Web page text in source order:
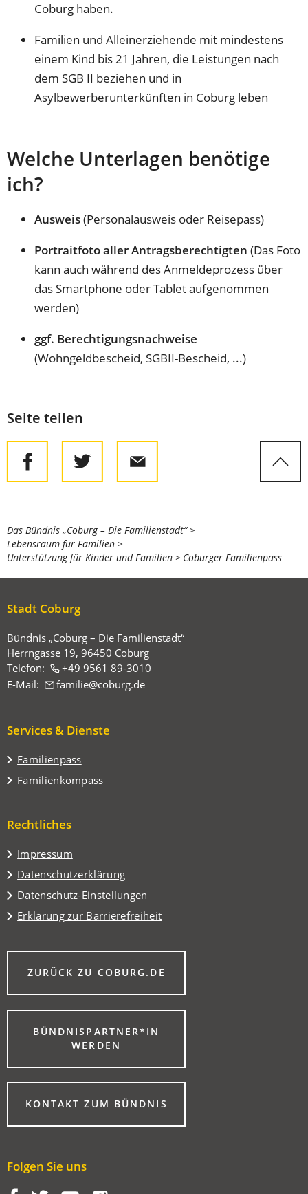
Coburg haben.
Familien und Alleinerziehende mit mindestens
einem Kind bis 21 Jahren, die Leistungen nach
dem SGB II beziehen und in
Asylbewerberunterkünften in Coburg leben
Welche Unterlagen benötige
ich?
Ausweis(Personalausweis oder Reisepass)
Portraitfoto aller Antragsberechtigten(Das Foto
kann auch während des Anmeldeprozess über
das Smartphone oder Tablet aufgenommen
werden)
ggf. Berechtigungsnachweise
(Wohngeldbescheid, SGBII-Bescheid, ...)
Seite teilen
Sie
befinden
sich
Das Bündnis „Coburg – Die Familienstadt“
Lebensraum für Familien
Unterstützung für Kinder und Familien
Coburger Familienpass
Stadt Coburg
Bündnis „Coburg – Die Familienstadt“
Herrngasse 19, 96450 Coburg
Telefon:
+49 9561 89-3010
E-Mail:
familie coburg de
Services & Dienste
Familienpass
Familienkompass
Rechtliches
Impressum
Datenschutzerklärung
Datenschutz-Einstellungen
Erklärung zur Barrierefreiheit
ZURÜCK ZU COBURG.DE
(ÖFFNET
NEUEN
TAB)BÜNDNISPARTNER*IN
WERDEN
EINEM
NEUEN
TAB)KONTAKT ZUM BÜNDNIS
Folgen Sie uns